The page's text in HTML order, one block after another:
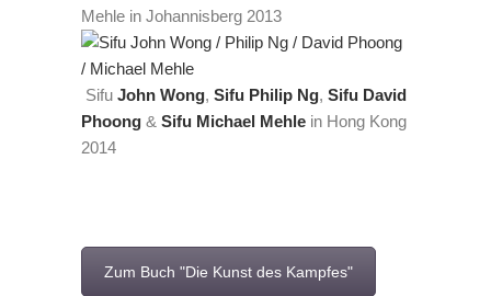
Mehle in Johannisberg 2013
Sifu John Wong, Sifu Philip Ng, Sifu David
Phoong & Sifu Michael Mehle in Hong Kong
2014
Zum Buch "Die Kunst des Kampfes"